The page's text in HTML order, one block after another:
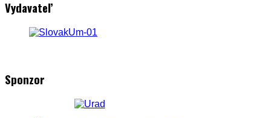
Vydavateľ
Sponzor